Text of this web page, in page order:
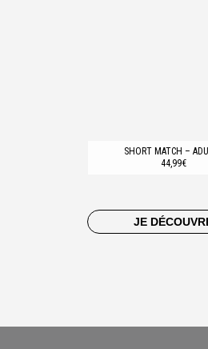
SHORT MATCH –
44,99€
JE